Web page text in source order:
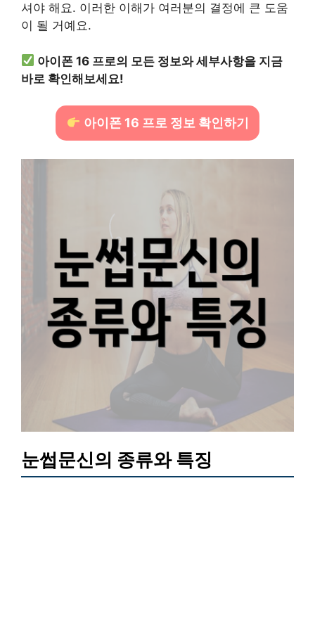
셔야 해요. 이러한 이해가 여러분의 결정에 큰 도움
이 될 거예요.
아이폰 16 프로의 모든 정보와 세부사항을 지금
바로 확인해보세요!
아이폰 16 프로 정보 확인하기
눈썹문신의 종류와 특징